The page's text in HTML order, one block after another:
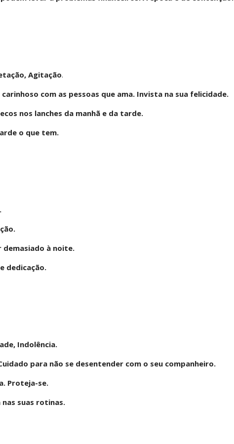
Agitação.
com as pessoas que ama. Invista na sua felicidade.
nos lanches da manhã e da tarde.
o que tem.
demasiado à noite.
dedicação.
Indolência.
para não se desentender com o seu companheiro.
Proteja-se.
nas suas rotinas.